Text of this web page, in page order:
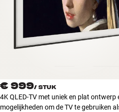
Accessoires
INSPIRATIE
NIEUW
AANBIEDINGEN
€ 999/ STUK
4K QLED-TV met uniek en plat ontwerp
mogelijkheden om de TV te gebruiken